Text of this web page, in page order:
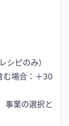
ピのみ）
む場合：＋30
業の選択と